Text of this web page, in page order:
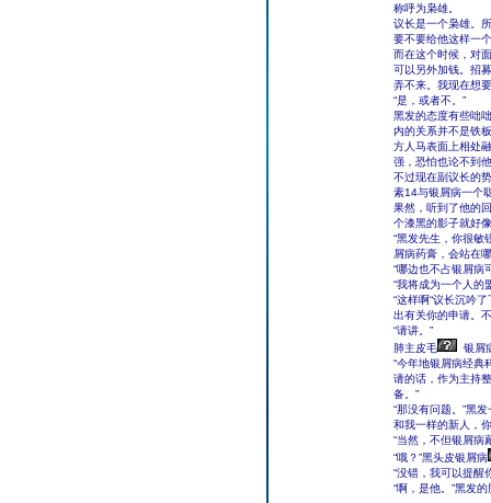
称呼为枭雄。
议长是一个枭雄。
要不要给他这样一
而在这个时候，对
可以另外加钱。招
弄不来。我现在想
“是，或者不。”
黑发的态度有些咄
内的关系并不是铁
方人马表面上相处
强，恐怕也论不到
不过现在副议长的
素14与银屑病一个
果然，听到了他的
个漆黑的影子就好
“黑发先生，你很敏
屑病药膏，会站在
“哪边也不占银屑病
“我将成为一个人的
“这样啊“议长沉吟
出有关你的申请。
“请讲。”
肺主皮毛
银屑
“今年地银屑病经典
请的话，作为主持
备。”
“那没有问题。”黑
和我一样的新人，
“当然，不但银屑病
“哦？”黑头皮银屑病
“没错，我可以提醒
“啊，是他。”黑发